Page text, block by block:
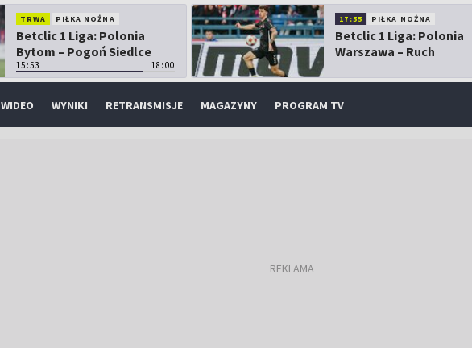
TRWA PIŁKA NOŻNA
Betclic 1 Liga: Polonia
Bytom – Pogoń Siedlce
15:53 18:00
17:55 PIŁKA NOŻNA
Betclic 1 Liga: Polonia
Warszawa – Ruch
WIDEO WYNIKI RETRANSMISJE MAGAZYNY PROGRAM TV